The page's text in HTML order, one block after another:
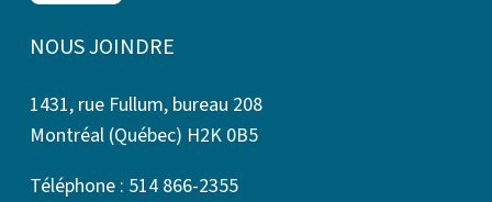
NOUS JOINDRE
1431, rue Fullum, bureau 208
Montréal (Québec) H2K 0B5
Téléphone : 514 866-2355